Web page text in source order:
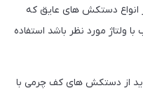
انواع دستکش های عایق که
ولتاژ مورد نظر باشد استفاده
از دستکش های کف چرمی با